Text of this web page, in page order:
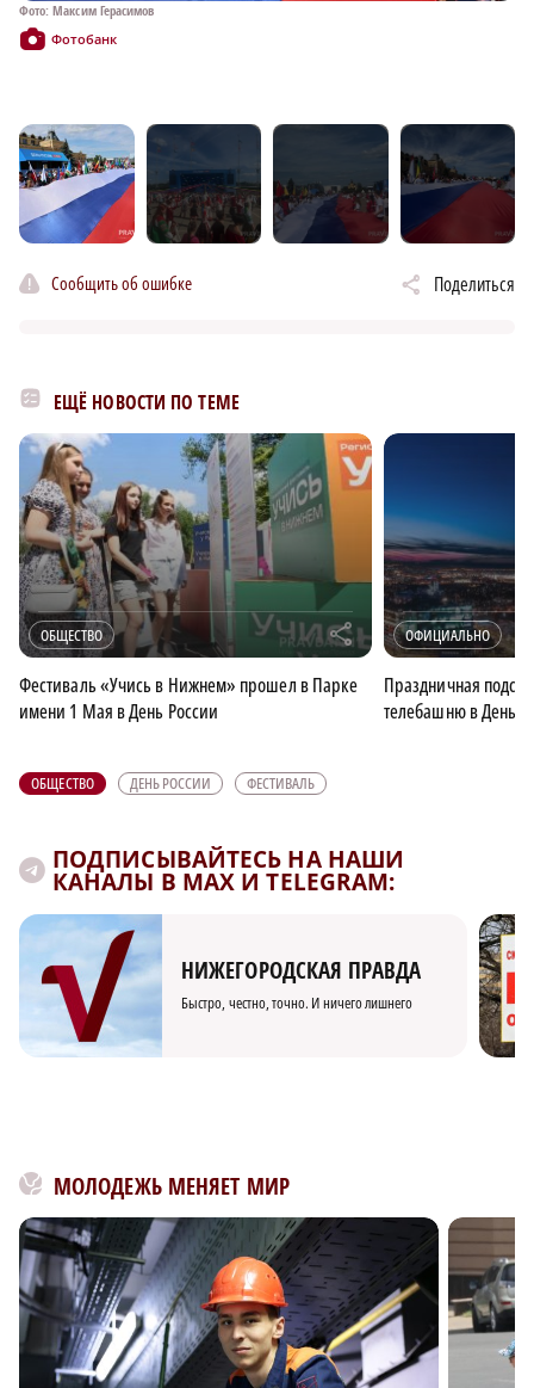
Фото: Максим Герасимов
Фотобанк
Сообщить об ошибке Поделиться
ЕЩЁ НОВОСТИ ПО ТЕМЕ
ОБЩЕСТВО r
Фестиваль «Учись в Нижнем» прошел в Парке
имени 1 Мая в День России
ОФИЦИАЛЬНО
Праздничная
телебашню в День
ОБЩЕСТВО ДЕНЬ РОССИИ ФЕСТИВАЛЬ
ПОДПИСЫВАЙТЕСЬ НА НАШИ
КАНАЛЫ В MAX И TELEGRAM:
НИЖЕГОРОДСКАЯ ПРАВДА
Быстро, честно, точно. И ничего лишнего
МОЛОДЕЖЬ МЕНЯЕТ МИР